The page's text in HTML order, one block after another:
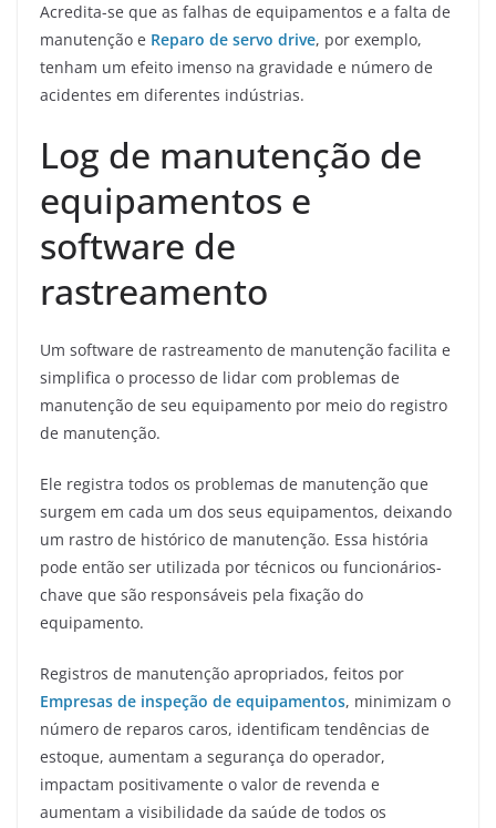
Acredita-se que as falhas de equipamentos e a falta de
manutenção e Reparo de servo drive, por exemplo,
tenham um efeito imenso na gravidade e número de
acidentes em diferentes indústrias.
Log de manutenção de
equipamentos e
software de
rastreamento
Um software de rastreamento de manutenção facilita e
simplifica o processo de lidar com problemas de
manutenção de seu equipamento por meio do registro
de manutenção.
Ele registra todos os problemas de manutenção que
surgem em cada um dos seus equipamentos, deixando
um rastro de histórico de manutenção. Essa história
pode então ser utilizada por técnicos ou funcionários-
chave que são responsáveis ​​pela fixação do
equipamento.
Registros de manutenção apropriados, feitos por
Empresas de inspeção de equipamentos, minimizam o
número de reparos caros, identificam tendências de
estoque, aumentam a segurança do operador,
impactam positivamente o valor de revenda e
aumentam a visibilidade da saúde de todos os